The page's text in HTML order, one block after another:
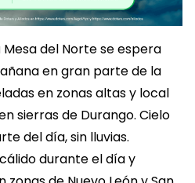
del Norte se espera
en gran parte de la
en zonas altas y local
sierras de Durango. Cielo
del día, sin lluvias.
durante el día y